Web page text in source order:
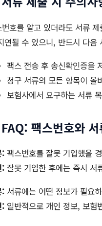
호를 알고 있더라도 서류
연될 수 있으니, 반드시 다음
팩스 전송 후 송신확인증을
청구 서류의 모든 항목이 올
보험사에서 요구하는 서류
팩스번호와
: 팩스번호를 잘못 기입했을
: 잘못 기입한 후에는 즉시 서
: 서류에는 어떤 정보가 필요
: 일반적으로 개인 정보, 보험